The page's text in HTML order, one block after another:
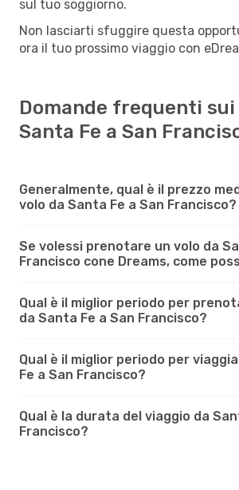
sul tuo soggiorno.
Non lasciarti sfuggire questa
ora il tuo prossimo viaggio con
Domande frequenti sui
Santa Fe a San
Generalmente, qual è il prezzo
volo da Santa Fe a San Francisco?
Se volessi prenotare un volo da
Francisco cone Dreams, come
Qual è il miglior periodo per
da Santa Fe a San Francisco?
Qual è il miglior periodo per
Fe a San Francisco?
Qual è la durata del viaggio da
Francisco?